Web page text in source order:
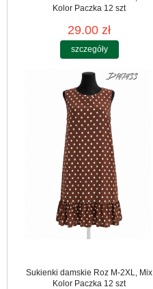
Kolor Paczka 12 szt
29.00 zł
szczegóły
Sukienki damskie Roz M-2XL, Mix
Kolor Paczka 12 szt